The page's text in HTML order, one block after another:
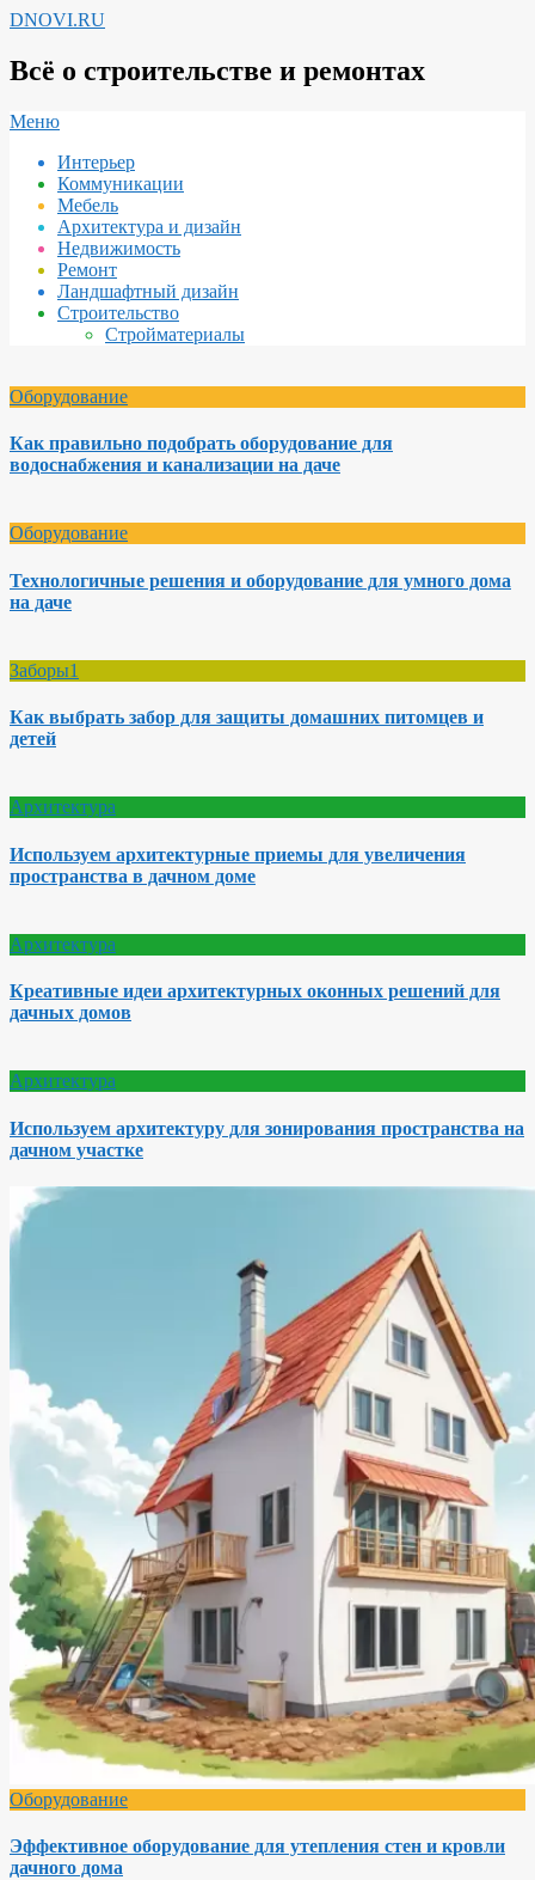
Перейти
содержимому
DNOVI.RU
Всё о строительстве и ремонтах
Вторичное
навигации
Меню
Интерьер
Коммуникации
Мебель
Архитектура и дизайн
Недвижимость
Ремонт
Ландшафтный дизайн
Строительство
Стройматериалы
Оборудование
Как правильно подобрать оборудование для
водоснабжения и канализации на даче
Оборудование
Технологичные решения и оборудование для умного дома
на даче
Заборы1
Как выбрать забор для защиты домашних питомцев и
детей
Архитектура
Используем архитектурные приемы для увеличения
пространства в дачном доме
Архитектура
Креативные идеи архитектурных оконных решений для
дачных домов
Архитектура
Используем архитектуру для зонирования пространства на
дачном участке
Оборудование
Эффективное оборудование для утепления стен и кровли
дачного дома